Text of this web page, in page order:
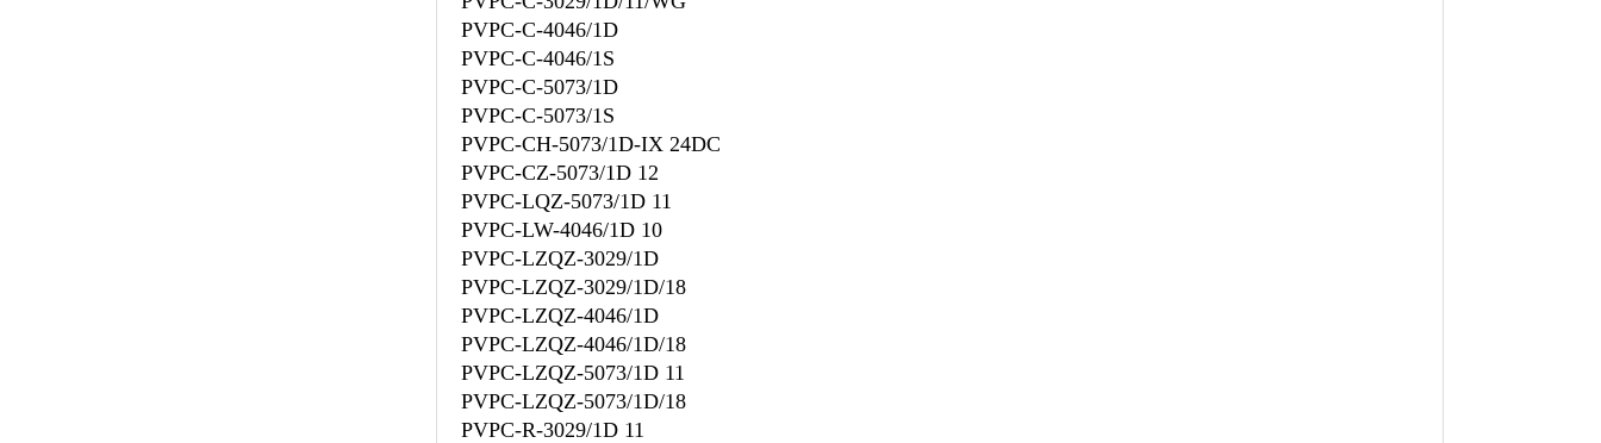
PVPC-C-4046/1D
PVPC-C-4046/1S
PVPC-C-5073/1D
PVPC-C-5073/1S
PVPC-CH-5073/1D-IX 24DC
PVPC-CZ-5073/1D 12
PVPC-LQZ-5073/1D 11
PVPC-LW-4046/1D 10
PVPC-LZQZ-3029/1D
PVPC-LZQZ-3029/1D/18
PVPC-LZQZ-4046/1D
PVPC-LZQZ-4046/1D/18
PVPC-LZQZ-5073/1D 11
PVPC-LZQZ-5073/1D/18
PVPC-R-3029/1D 11